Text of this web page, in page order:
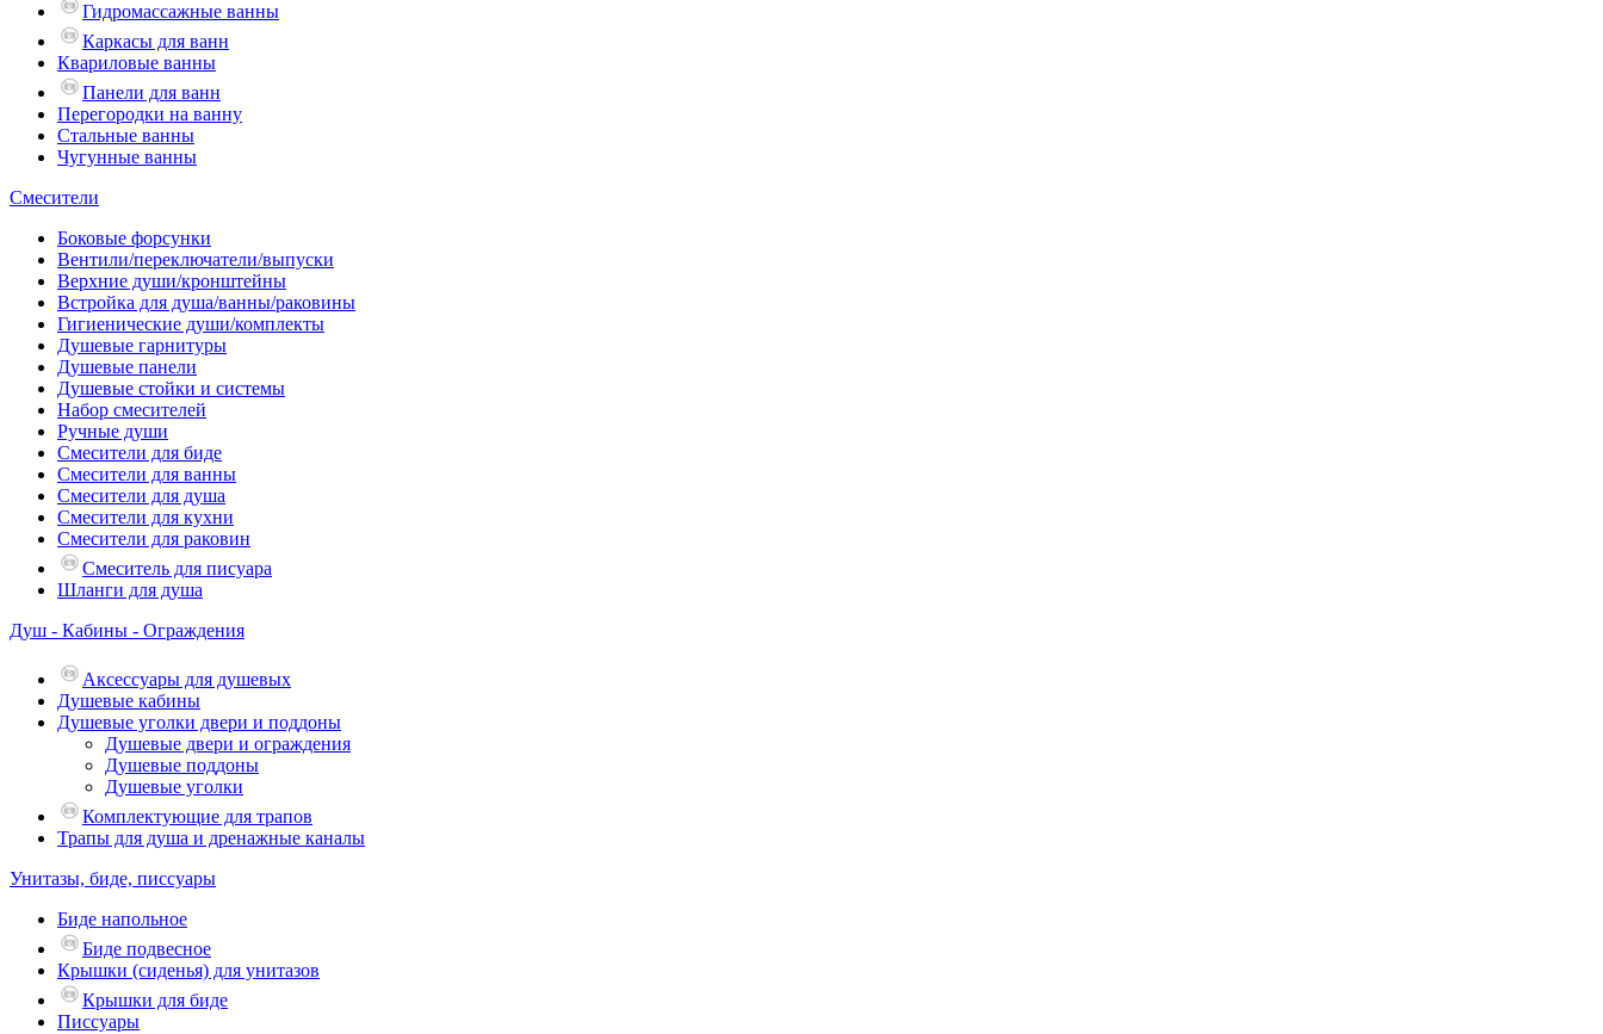
Гидромассажные ванны
Каркасы для ванн
Квариловые ванны
Панели для ванн
Перегородки на ванну
Стальные ванны
Чугунные ванны
Смесители
Боковые форсунки
Вентили/переключатели/выпуски
Верхние души/кронштейны
Встройка для душа/ванны/раковины
Гигиенические души/комплекты
Душевые гарнитуры
Душевые панели
Душевые стойки и системы
Набор смесителей
Ручные души
Смесители для биде
Смесители для ванны
Смесители для душа
Смесители для кухни
Смесители для раковин
Смеситель для писуара
Шланги для душа
Душ - Кабины - Ограждения
Аксессуары для душевых
Душевые кабины
Душевые уголки двери и поддоны
Душевые двери и ограждения
Душевые поддоны
Душевые уголки
Комплектующие для трапов
Трапы для душа и дренажные каналы
Унитазы, биде, писсуары
Биде напольное
Биде подвесное
Крышки (сиденья) для унитазов
Крышки для биде
Писсуары